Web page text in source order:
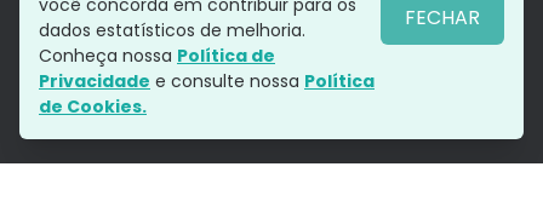
Siga-nos
você concorda em contribuir para os
dados estatísticos de melhoria.
Conheça nossa Política de
Privacidade e consulte nossa Política
de Cookies.
FECHAR